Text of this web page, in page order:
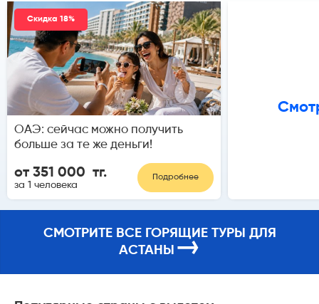
Скидка 18%
ОАЭ: сейчас можно получить
больше за те же деньги!
от 351 000 тг.
за 1 человека
Подробнее
СМОТРИТЕ ВСЕ ГОРЯЩИЕ ТУРЫ ДЛЯ
АСТАНЫ →